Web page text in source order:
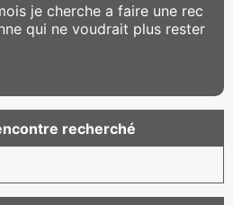
je cherche a faire une rec
qui ne voudrait plus rester
recherché